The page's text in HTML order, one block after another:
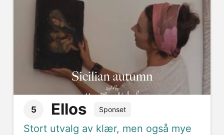
5 Ellos Sponset
Stort utvalg av klær, men også mye